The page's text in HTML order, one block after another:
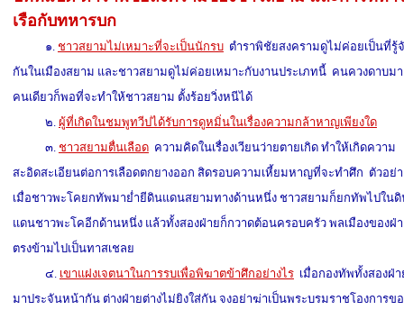
เรือกับทหารบก
๑. ชาวสยามไม่เหมาะที่จะเป็นนักรบตำราพิชัยสงครามดูไม่ค่อยเป็นที่รู้
กันในเมืองสยาม และชาวสยามดูไม่ค่อยเหมาะกับงานประเภทนี้ คนควงดาบมา
คนเดียวก็พอที่จะทำให้ชาวสยาม ตั้งร้อยวิ่งหนีได้
๒. ผู้ที่เกิดในชมพูทวีปได้รับการดูหมิ่นในเรื่องความกล้าหาญเพียงใด
๓. ชาวสยามตื่นเลือดความคิดในเรื่องเวียนว่ายตายเกิด ทำให้เกิดความ
สะอิดสะเอียนต่อการเลือดตกยางออก สิดรอบความเหี้ยมหาญที่จะทำศึก ตัวอย่า
เมื่อชาวพะโคยกทัพมาย่ำยีดินแดนสยามทางด้านหนึ่ง ชาวสยามก็ยกทัพไปใน
แดนชาวพะโคอีกด้านหนึ่ง แล้วทั้งสองฝ่ายก็กวาดต้อนครอบครัว พลเมืองของฝ่
ตรงข้ามไปเป็นทาสเชลย
๔. เขาแฝงเจตนาในการรบเพื่อพิฆาตข้าศึกอย่างไรเมื่อกองทัพทั้งสองฝ่า
มาประจันหน้ากัน ต่างฝ่ายต่างไม่ยิงใส่กัน จงอย่าฆ่าเป็นพระบรมราชโองการข